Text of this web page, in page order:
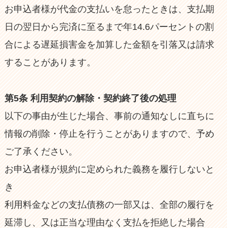
お申込者様が代金の支払いを怠ったときは、支払期
日の翌日から完済に至るまで年14.6パーセントの割
合による遅延損害金を加算した金額を引落又は請求
することがあります。
第5条 利用契約の解除・契約終了後の処理
以下の事由が生じた場合、事前の通知なしに直ちに
情報の削除・停止を行うことがありますので、予め
ご了承ください。
お申込者様が規約に定められた義務を履行しないと
き
利用料金などの支払債務の一部又は、全部の履行を
延滞し、又は正当な理由なく支払を拒絶した場合